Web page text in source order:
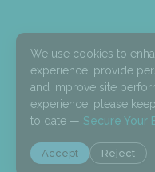
I
n
s
a
g
F
a
c
b
o
L
i
n
e
d
We use cookies to
experience, provide
and improve site
experience, please
to date — Secure Your
Accept Reject